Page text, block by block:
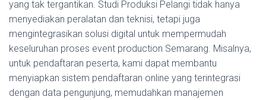
yang tak tergantikan. Studi Produksi Pelangi tidak hanya
menyediakan peralatan dan teknisi, tetapi juga
mengintegrasikan solusi digital untuk mempermudah
keseluruhan proses event production Semarang. Misalnya,
untuk pendaftaran peserta, kami dapat membantu
menyiapkan sistem pendaftaran online yang terintegrasi
dengan data pengunjung, memudahkan manajemen